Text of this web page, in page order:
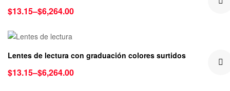
$13.15–$6,264.00
Lentes de lectura con graduación colores surtidos
$13.15–$6,264.00